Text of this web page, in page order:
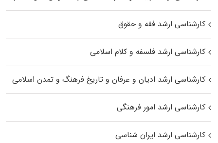
کارشناسی ارشد فقه و حقوق
کارشناسی ارشد فلسفه و کلام اسلامی
کارشناسی ارشد ادیان و عرفان و تاریخ فرهنگ و تمدن اسلامی
کارشناسی ارشد امور فرهنگی
کارشناسی ارشد ایران شناسی